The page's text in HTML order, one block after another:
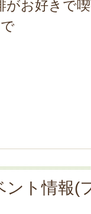
がお好きで
ント情報(